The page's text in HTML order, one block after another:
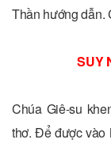
Thần hướng
SUY
Chúa Giê-su
thơ. Để được vào